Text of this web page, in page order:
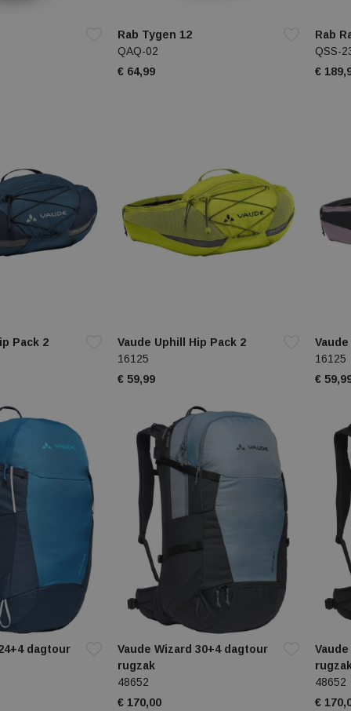
Rab Tygen 12
QAQ-02
€ 64,99
Rab
QSS-
€
Pack 2
Vaude Uphill Hip Pack 2
16125
€ 59,99
16125
€
dagtour
Vaude Wizard 30+4 dagtour
rugzak
48652
€ 170,00
48652
€